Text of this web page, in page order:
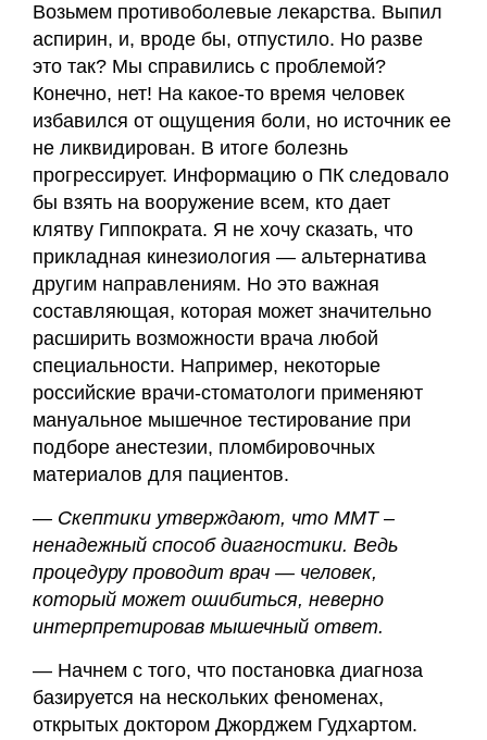
Возьмем противоболевые лекарства. Выпил
аспирин, и, вроде бы, отпустило. Но разве
это так? Мы справились с проблемой?
Конечно, нет! На какое-то время человек
избавился от ощущения боли, но источник ее
не ликвидирован. В итоге болезнь
прогрессирует. Информацию о ПК следовало
бы взять на вооружение всем, кто дает
клятву Гиппократа. Я не хочу сказать, что
прикладная кинезиология — альтернатива
другим направлениям. Но это важная
составляющая, которая может значительно
расширить возможности врача любой
специальности. Например, некоторые
российские врачи-стоматологи применяют
мануальное мышечное тестирование при
подборе анестезии, пломбировочных
материалов для пациентов.
— Скептики утверждают, что ММТ –
ненадежный способ диагностики. Ведь
процедуру проводит врач — человек,
который может ошибиться, неверно
интерпретировав мышечный ответ.
— Начнем с того, что постановка диагноза
базируется на нескольких феноменах,
открытых доктором Джорджем Гудхартом.